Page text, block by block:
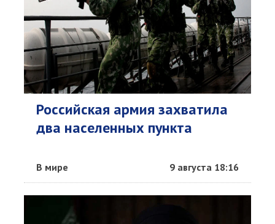
Российская армия захватила
два населенных пункта
В мире 9 августа 18:16